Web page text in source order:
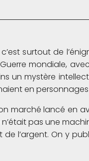
surtout de
mondiale,
mystère
en
marché lancé en
n’était pas une
l’argent. On y